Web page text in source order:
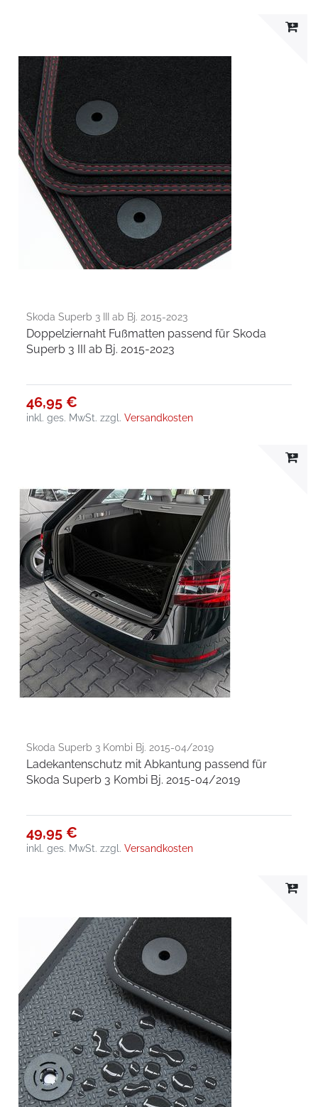
Skoda Superb 3 III ab Bj. 2015-2023
Doppelziernaht Fußmatten passend für Skoda
Superb 3 III ab Bj. 2015-2023
46,95 €
inkl. ges. MwSt. zzgl.Versandkosten
Skoda Superb 3 Kombi Bj. 2015-04/2019
Ladekantenschutz mit Abkantung passend für
Skoda Superb 3 Kombi Bj. 2015-04/2019
49,95 €
inkl. ges. MwSt. zzgl.Versandkosten